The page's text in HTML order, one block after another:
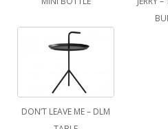
DON’T LEAVE ME – DLM